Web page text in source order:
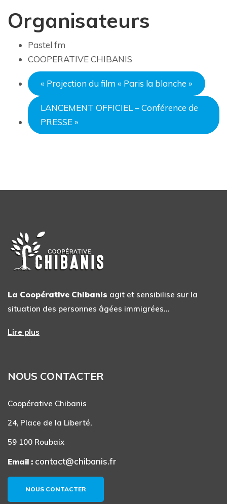
Organisateurs
Pastel fm
COOPERATIVE CHIBANIS
« Projection du film « Paris la blanche »
LANCEMENT OFFICIEL – Conférence de
PRESSE»
La Coopérative Chibanis agit et sensibilise sur la
situation des personnes âgées immigrées…
Lire plus
NOUS CONTACTER
Coopérative Chibanis
24, Place de la Liberté,
59 100 Roubaix
Email : contact@chibanis.fr
NOUS CONTACTER